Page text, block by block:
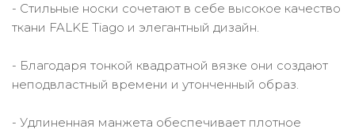
- Стильные носки сочетают в себе высокое качество
ткани FALKE Tiago и элегантный дизайн.
- Благодаря тонкой квадратной вязке они создают
неподвластный времени и утонченный образ.
- Удлиненная манжета обеспечивает плотное